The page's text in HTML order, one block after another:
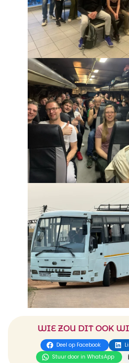
WIE ZOU DIT OOK
Deel op Facebook
Stuur door in WhatsApp